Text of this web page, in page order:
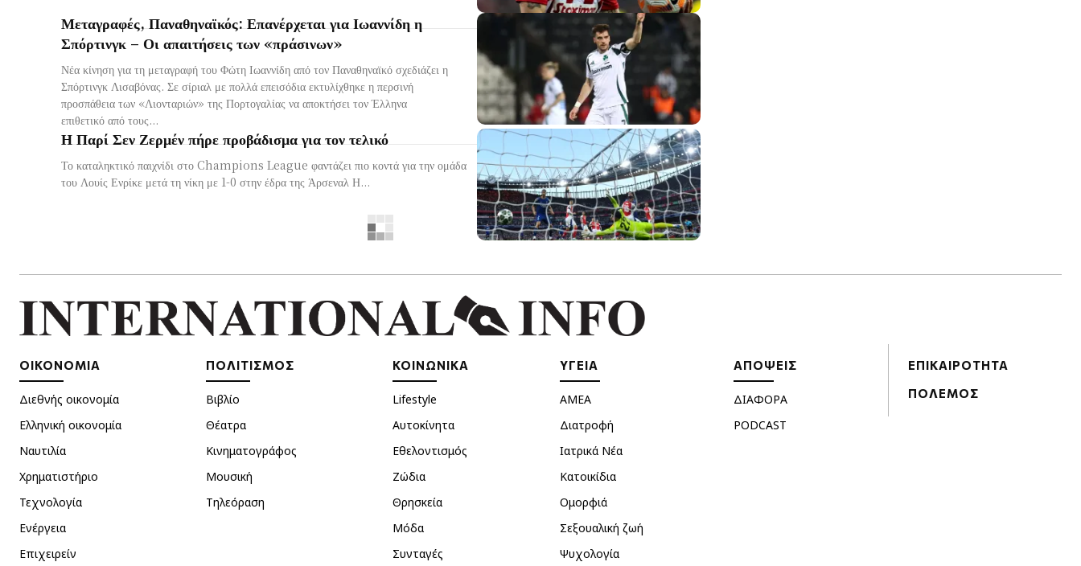
Μεταγραφές, Παναθηναϊκός: Επανέρχεται για Ιωαννίδη η
Σπόρτινγκ – Οι απαιτήσεις των «πράσινων»
Νέα κίνηση για τη μεταγραφή του Φώτη Ιωαννίδη από τον Παναθηναϊκό σχεδιάζει η
Σπόρτινγκ Λισαβόνας. Σε σίριαλ με πολλά επεισόδια εκτυλίχθηκε η περσινή
προσπάθεια των «Λιονταριών» της Πορτογαλίας να αποκτήσει τον Έλληνα
επιθετικό από τους...
Η Παρί Σεν Ζερμέν πήρε προβάδισμα για τον τελικό
Το καταληκτικό παιχνίδι στο Champions League φαντάζει πιο κοντά για την ομάδα
του Λουίς Ενρίκε μετά τη νίκη με 1-0 στην έδρα της Άρσεναλ Η...
ΟΙΚΟΝΟΜΙΑ
Διεθνής οικονομία
Ελληνική οικονομία
Ναυτιλία
Χρηματιστήριο
Τεχνολογία
Ενέργεια
Επιχειρείν
ΠΟΛΙΤΙΣΜΟΣ
Βιβλίο
Θέατρα
Κινηματογράφος
Μουσική
Τηλεόραση
ΚΟΙΝΩΝΙΚΑ
Lifestyle
Αυτοκίνητα
Εθελοντισμός
Ζώδια
Θρησκεία
Μόδα
Συνταγές
ΥΓΕΙΑ
ΑΜΕΑ
Διατροφή
Ιατρικά Νέα
Κατοικίδια
Ομορφιά
Σεξουαλική ζωή
Ψυχολογία
ΑΠΟΨΕΙΣ
ΔΙΑΦΟΡΑ
PODCAST
ΕΠΙΚΑΙΡΟΤΗΤΑ
ΠΟΛΕΜΟΣ